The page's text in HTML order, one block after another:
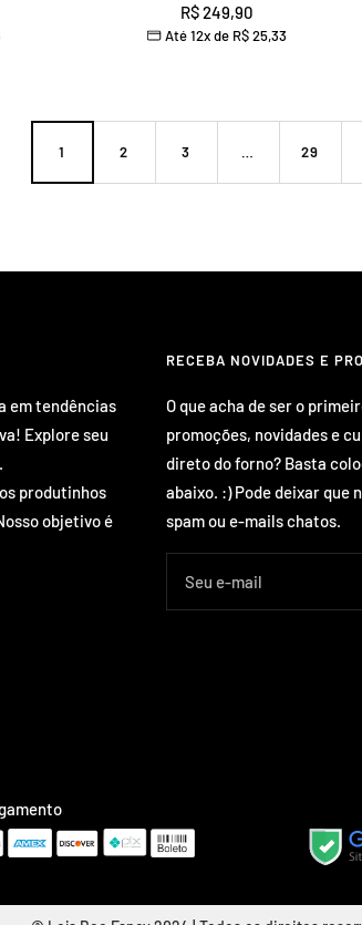
Preço
promocional
R$ 249,90
Até 12x de R$ 25,33
1 2 3 … 29
em tendências
Explore seu
produtinhos
objetivo é
RECEBA NOVIDADES E
O que acha de ser o
promoções, novidades e
direto do forno? Basta
abaixo. :) Pode deixar que
spam ou e-mails chatos.
Seu e-mail